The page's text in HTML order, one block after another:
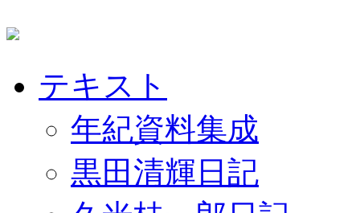
テキスト
年紀資料集成
黒田清輝日記